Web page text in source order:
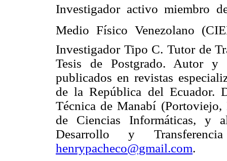
Investigador activo miembro
Medio Físico Venezolano
Investigador Tipo C. Tutor de
Tesis de Postgrado. Autor y
publicados en revistas
de la República del Ecuador.
Técnica de Manabí
de Ciencias Informáticas, y
Desarrollo y
henrypacheco@gmail.com.